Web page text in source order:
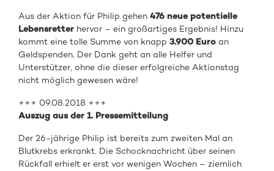
Aus der Aktion für Philip gehen476 neue potentielle
Lebensretter hervor – ein großartiges Ergebnis! Hinzu
kommt eine tolle Summe von knapp 3.900 Euro an
Geldspenden. Der Dank geht an alle Helfer und
Unterstützer, ohne die dieser erfolgreiche Aktionstag
nicht möglich gewesen wäre!
+++ 09.08.2018 +++
Auszug aus der 1. Pressemitteilung
Der 26-jährige Philip ist bereits zum zweiten Mal an
Blutkrebs erkrankt. Die Schocknachricht über seinen
Rückfall erhielt er erst vor wenigen Wochen – ziemlich